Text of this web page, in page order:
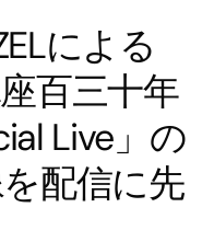
による
百三十年
Live」の
配信に先